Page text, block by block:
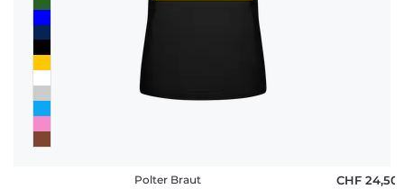
Polter Braut
CHF 24,50